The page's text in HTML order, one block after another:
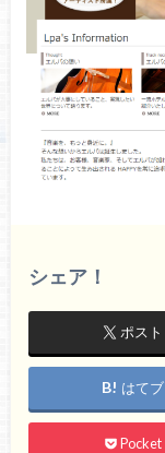
シェア！
ポスト
はてブ
Pocket